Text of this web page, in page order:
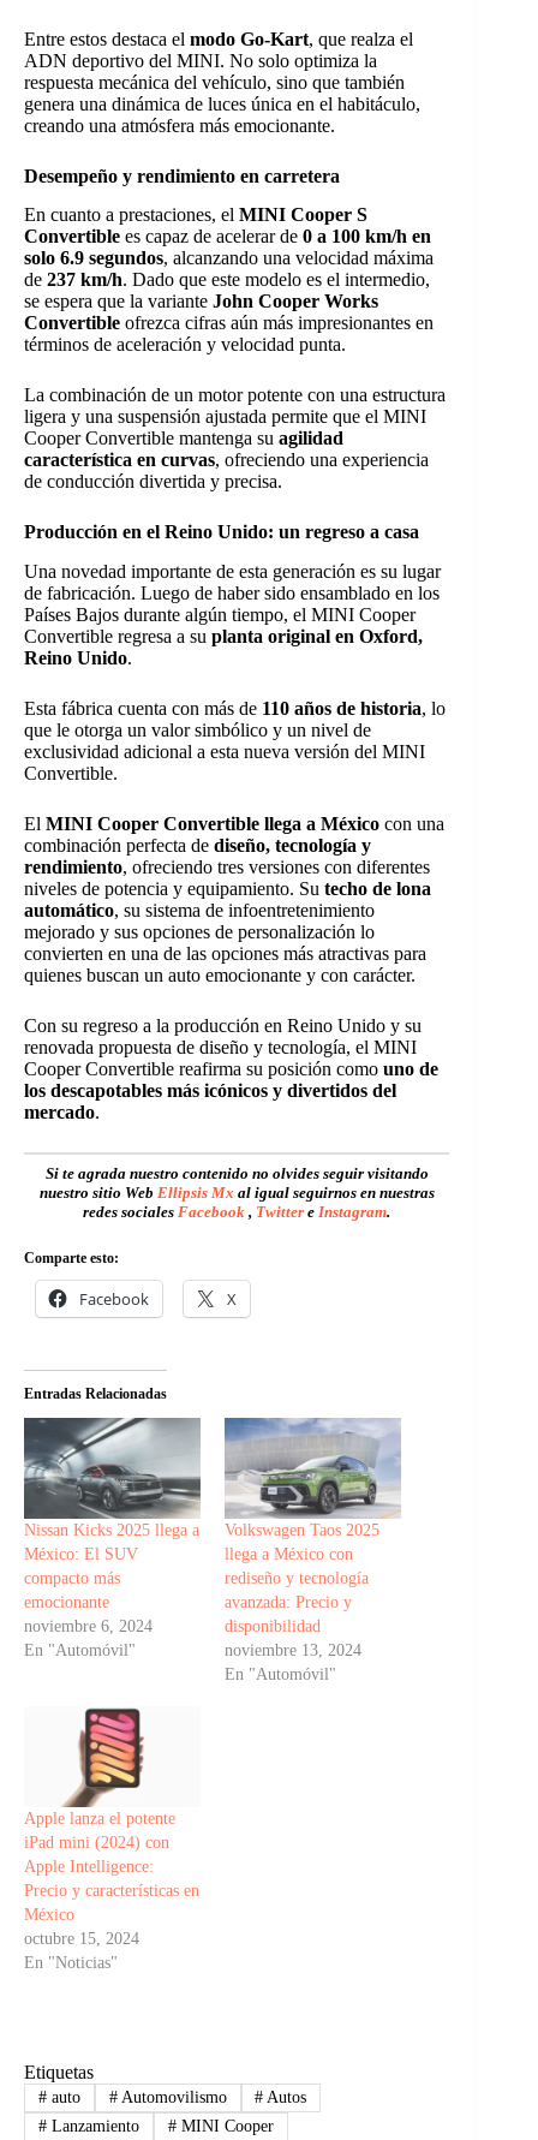
Entre estos destaca el modo Go-Kart, que realza el
ADN deportivo del MINI. No solo optimiza la
respuesta mecánica del vehículo, sino que también
genera una dinámica de luces única en el habitáculo,
creando una atmósfera más emocionante.
Desempeño y rendimiento en carretera
En cuanto a prestaciones, el MINI Cooper S
Convertible es capaz de acelerar de 0 a 100 km/h en
solo 6.9 segundos, alcanzando una velocidad máxima
de 237 km/h. Dado que este modelo es el intermedio,
se espera que la variante John Cooper Works
Convertible ofrezca cifras aún más impresionantes en
términos de aceleración y velocidad punta.
La combinación de un motor potente con una estructura
ligera y una suspensión ajustada permite que el MINI
Cooper Convertible mantenga su agilidad
característica en curvas, ofreciendo una experiencia
de conducción divertida y precisa.
Producción en el Reino Unido: un regreso a casa
Una novedad importante de esta generación es su lugar
de fabricación. Luego de haber sido ensamblado en los
Países Bajos durante algún tiempo, el MINI Cooper
Convertible regresa a su planta original en Oxford,
Reino Unido.
Esta fábrica cuenta con más de 110 años de historia, lo
que le otorga un valor simbólico y un nivel de
exclusividad adicional a esta nueva versión del MINI
Convertible.
El MINI Cooper Convertible llega a México con una
combinación perfecta de diseño, tecnología y
rendimiento, ofreciendo tres versiones con diferentes
niveles de potencia y equipamiento. Su techo de lona
automático, su sistema de infoentretenimiento
mejorado y sus opciones de personalización lo
convierten en una de las opciones más atractivas para
quienes buscan un auto emocionante y con carácter.
Con su regreso a la producción en Reino Unido y su
renovada propuesta de diseño y tecnología, el MINI
Cooper Convertible reafirma su posición como uno de
los descapotables más icónicos y divertidos del
mercado.
Si te agrada nuestro contenido no olvides seguir visitando
nuestro sitio Web Ellipsis Mx al igual seguirnos en nuestras
redes socialesFacebook , Twitter eInstagram.
Comparte esto:
Facebook X
Entradas Relacionadas
Nissan Kicks 2025 llega a
México: El SUV
compacto más
emocionante
noviembre 6, 2024
En "Automóvil"
Volkswagen Taos 2025
llega a México con
rediseño y tecnología
avanzada: Precio y
disponibilidad
noviembre 13, 2024
En "Automóvil"
Apple lanza el potente
iPad mini (2024) con
Apple Intelligence:
Precio y características en
México
octubre 15, 2024
En "Noticias"
Etiquetas
#auto #Automovilismo # Autos
#Lanzamiento #MINI Cooper